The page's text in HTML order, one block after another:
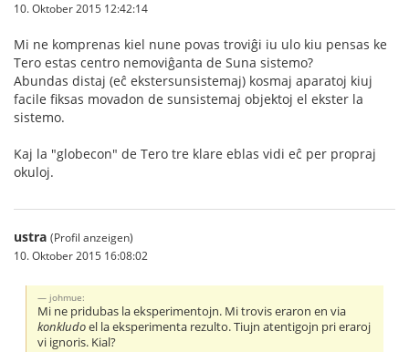
10. Oktober 2015 12:42:14
Mi ne komprenas kiel nune povas troviĝi iu ulo kiu pensas ke
Tero estas centro nemoviĝanta de Suna sistemo?
Abundas distaj (eĉ ekstersunsistemaj) kosmaj aparatoj kiuj
facile fiksas movadon de sunsistemaj objektoj el ekster la
sistemo.
Kaj la "globecon" de Tero tre klare eblas vidi eĉ per propraj
okuloj.
ustra (Profil anzeigen)
10. Oktober 2015 16:08:02
johmue:
Mi ne pridubas la eksperimentojn. Mi trovis eraron en via
konkludoel la eksperimenta rezulto. Tiujn atentigojn pri eraroj
vi ignoris. Kial?